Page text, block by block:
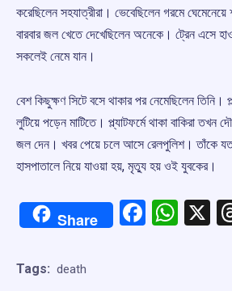
করেছিলেন সহযাত্রীরা। ভেবেছিলেন গরমে
বারবার জল খেতে দেখেছিলেন অনেকে। ট্রেন এসে
সকলেই নেমে যান।
বেশ কিছুক্ষণ সিটে বসে থাকার পর নেমেছিলেন তিনি।
লুটিয়ে পড়েন মাটিতে। প্ল্যাটফর্মে থাকা বাকিরা
জল দেন। খবর পেয়ে চলে আসে রেলপুলিশ। তাঁকে
হাসপাতালে নিয়ে যাওয়া হয়, মৃত্যু হয় ওই যুবকের।
Share X
Tags: death